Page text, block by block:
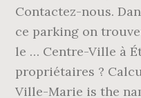
Contactez-nous.
ce parking on
le … Centre-Ville à
propriétaires ?
Ville-Marie is the